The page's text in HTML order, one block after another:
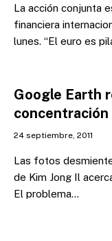
La acción conjunta
financiera
lunes. “El euro es
Google Earth
24 septiembre, 2011
Las fotos
de Kim Jong Il
El problema…